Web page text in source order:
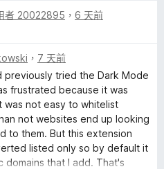
者 20022895 ， 6 天前
， 7 天前
previously tried the Dark Mode
frustrated because it was
not easy to whitelist
not websites end up looking
to them. But this extension
listed only so by default it
that I add. That's